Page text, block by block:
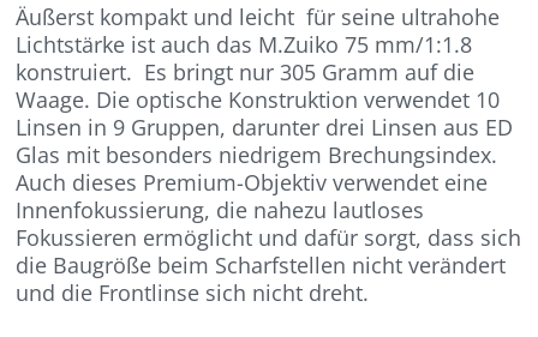
Äußerst kompakt und leicht für seine ultrahohe
Lichtstärke ist auch das M.Zuiko 75 mm/1:1.8
konstruiert. Es bringt nur 305 Gramm auf die
Waage. Die optische Konstruktion verwendet 10
Linsen in 9 Gruppen, darunter drei Linsen aus ED
Glas mit besonders niedrigem Brechungsindex.
Auch dieses Premium-Objektiv verwendet eine
Innenfokussierung, die nahezu lautloses
Fokussieren ermöglicht und dafür sorgt, dass sich
die Baugröße beim Scharfstellen nicht verändert
und die Frontlinse sich nicht dreht.